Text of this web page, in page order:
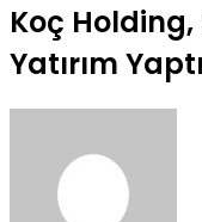
Koç Holding,
Yatırım